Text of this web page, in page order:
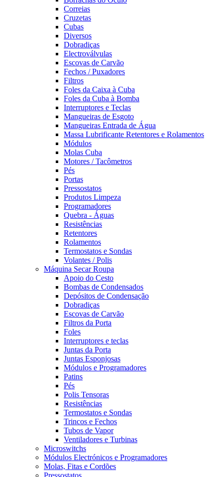
Correias
Cruzetas
Cubas
Diversos
Dobradiças
Electroválvulas
Escovas de Carvão
Fechos / Puxadores
Filtros
Foles da Caixa à Cuba
Foles da Cuba à Bomba
Interruptores e Teclas
Mangueiras de Esgoto
Mangueiras Entrada de Água
Massa Lubrificante Retentores e Rolamentos
Módulos
Molas Cuba
Motores / Tacômetros
Pés
Portas
Pressostatos
Produtos Limpeza
Programadores
Quebra - Águas
Resistências
Retentores
Rolamentos
Termostatos e Sondas
Volantes / Polis
Máquina Secar Roupa
Apoio do Cesto
Bombas de Condensados
Depósitos de Condensação
Dobradiças
Escovas de Carvão
Filtros da Porta
Foles
Interruptores e teclas
Juntas da Porta
Juntas Esponjosas
Módulos e Programadores
Patins
Pés
Polis Tensoras
Resistências
Termostatos e Sondas
Trincos e Fechos
Tubos de Vapor
Ventiladores e Turbinas
Microswitchs
Módulos Electrónicos e Programadores
Molas, Fitas e Cordões
Pressostatos